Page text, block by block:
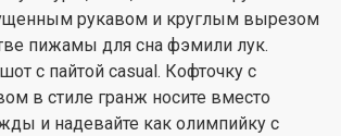
рукавом и круглым вырезом
пижамы для сна фэмили лук.
с пайтой casual. Кофточку с
в стиле гранж носите вместо
и надевайте как олимпийку с